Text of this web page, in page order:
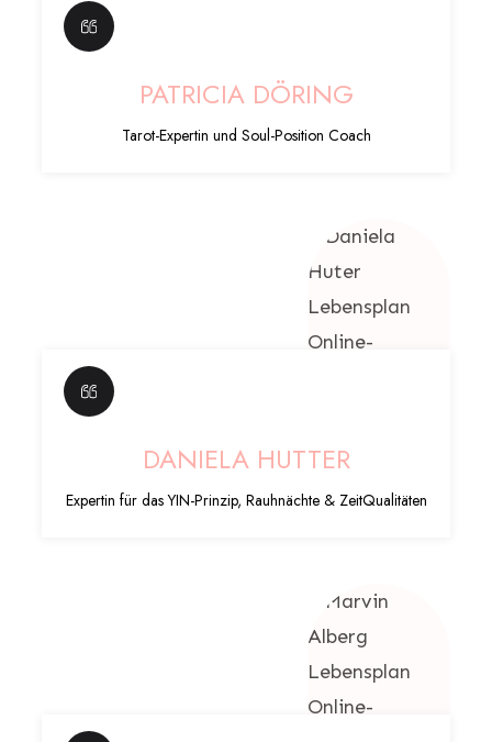
PATRICIA DÖRING
Tarot-Expertin und Soul-Position Coach
DANIELA HUTTER
Expertin für das YIN-Prinzip, Rauhnächte & ZeitQualitäten